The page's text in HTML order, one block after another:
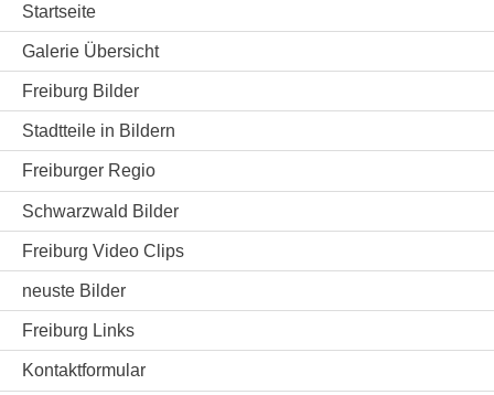
Startseite
Galerie Übersicht
Freiburg Bilder
Stadtteile in Bildern
Freiburger Regio
Schwarzwald Bilder
Freiburg Video Clips
neuste Bilder
Freiburg Links
Kontaktformular